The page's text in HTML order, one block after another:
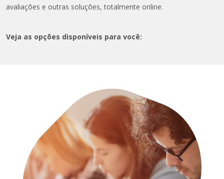
avaliações e outras soluções, totalmente online.
Veja as opções disponíveis para você: